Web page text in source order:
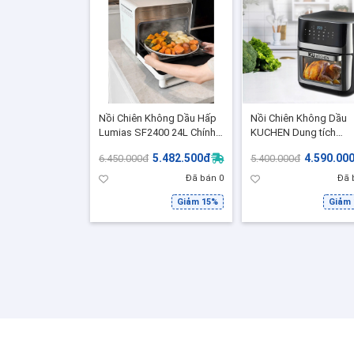
Nồi Chiên Không Dầu Hấp
Lumias SF2400 24L Chính
Chiên, Inox 304, 128 Menu
Cài Sẵn
6.450.000đ 5.482.500đ
Đã bán 0
Giảm 15%
Nồi Chiên Không Dầu
KUCHEN Dung tích
Công Nghệ Rapid Air -
PCB1128 - BH 2 Năm
5.400.000đ
Đã
Giảm